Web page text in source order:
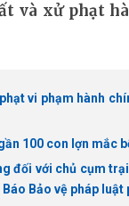
và xử phạt
vi phạm hành
100 con lợn mắc
đối với chủ cụm
Bảo vệ pháp luật